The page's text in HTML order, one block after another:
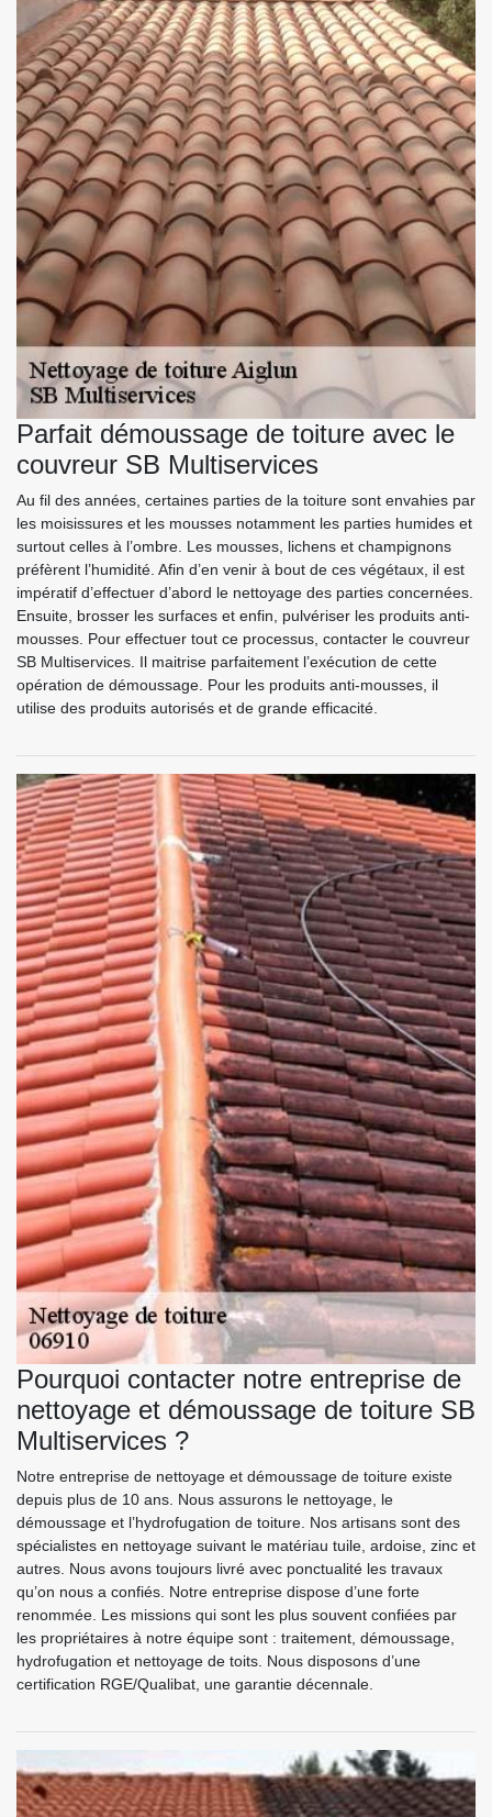
Parfait démoussage de toiture avec le
couvreur SB Multiservices
Au fil des années, certaines parties de la toiture sont envahies par
les moisissures et les mousses notamment les parties humides et
surtout celles à l’ombre. Les mousses, lichens et champignons
préfèrent l’humidité. Afin d’en venir à bout de ces végétaux, il est
impératif d’effectuer d’abord le nettoyage des parties concernées.
Ensuite, brosser les surfaces et enfin, pulvériser les produits anti-
mousses. Pour effectuer tout ce processus, contacter le couvreur
SB Multiservices. Il maitrise parfaitement l’exécution de cette
opération de démoussage. Pour les produits anti-mousses, il
utilise des produits autorisés et de grande efficacité.
Pourquoi contacter notre entreprise de
nettoyage et démoussage de toiture SB
Multiservices ?
Notre entreprise de nettoyage et démoussage de toiture existe
depuis plus de 10 ans. Nous assurons le nettoyage, le
démoussage et l’hydrofugation de toiture. Nos artisans sont des
spécialistes en nettoyage suivant le matériau tuile, ardoise, zinc et
autres. Nous avons toujours livré avec ponctualité les travaux
qu’on nous a confiés. Notre entreprise dispose d’une forte
renommée. Les missions qui sont les plus souvent confiées par
les propriétaires à notre équipe sont : traitement, démoussage,
hydrofugation et nettoyage de toits. Nous disposons d’une
certification RGE/Qualibat, une garantie décennale.